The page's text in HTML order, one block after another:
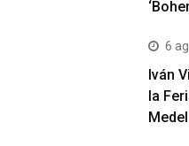
6
Iván
la